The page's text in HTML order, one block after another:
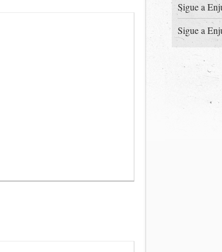
Sigue a
Sigue a